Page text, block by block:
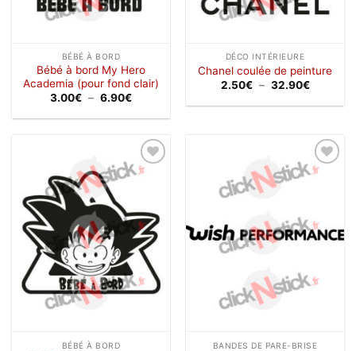
BÉBÉ À BORD
Bébé à bord My Hero
Academia (pour fond clair)
3.00€ – 6.90€Plage
prix :
6.90€
DÉCO INTÉRIEURE
Chanel coulée de peinture
2.50€ – 32.90€Plage
prix :
Ajouter
BÉBÉ À BORD
Ajouter
BANDES DE PARE-BRISE